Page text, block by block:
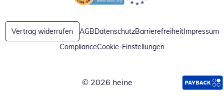
Öffnet in neuem FensterÖffnet in neuem Fenster
Vertrag widerrufen AGBDatenschutzBarrierefreiheitImpressum
ComplianceCookie-Einstellungen
© 2026 heine